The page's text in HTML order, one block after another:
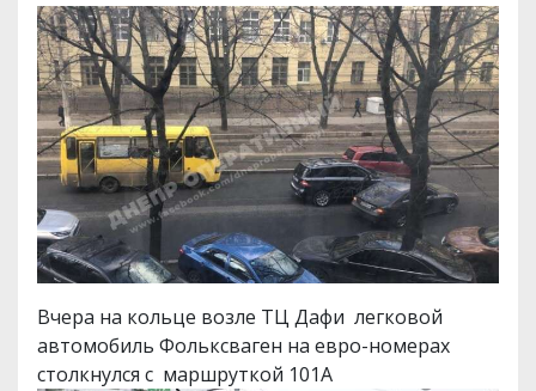
Вчера на кольце возле ТЦ Дафи легковой
автомобиль Фольксваген на евро-номерах
столкнулся с маршруткой 101А